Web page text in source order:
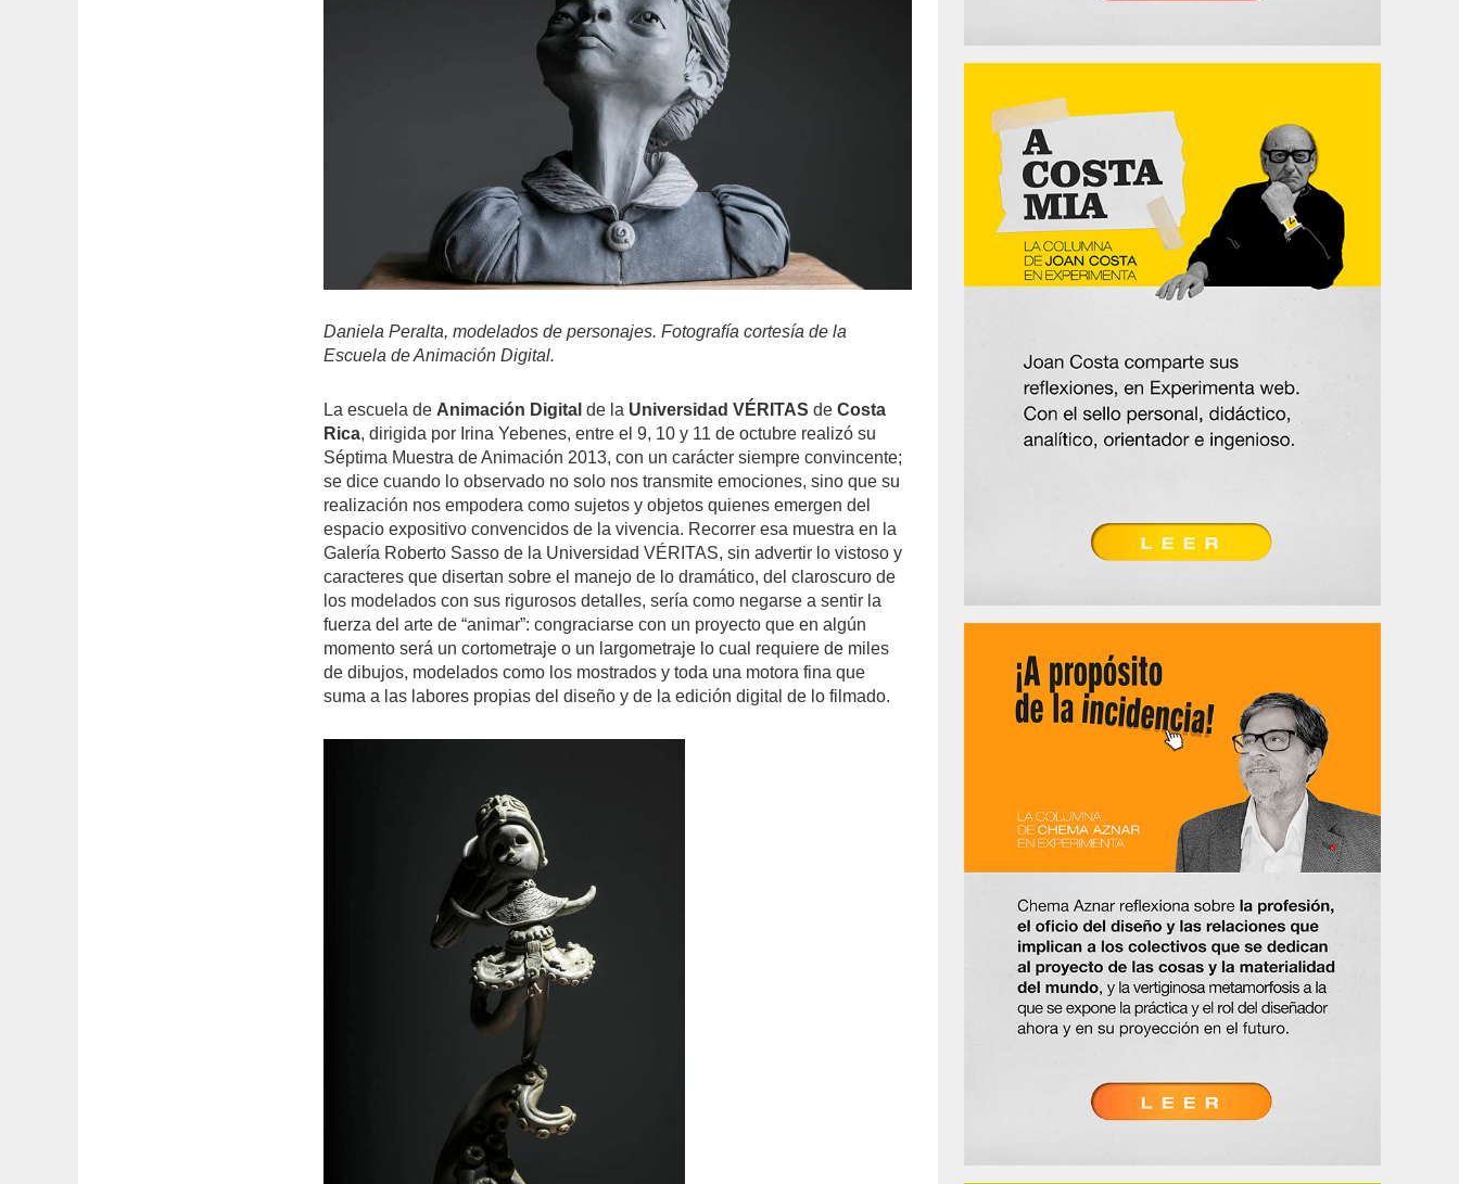
Daniela Peralta, modelados de personajes. Fotografía cortesía de la
Escuela de Animación Digital.
La escuela de Animación Digital de la Universidad VÉRITAS deCosta
Rica, dirigida por Irina Yebenes, entre el 9, 10 y 11 de octubre realizó su
Séptima Muestra de Animación 2013, con un carácter siempre convincente;
se dice cuando lo observado no solo nos transmite emociones, sino que su
realización nos empodera como sujetos y objetos quienes emergen del
espacio expositivo convencidos de la vivencia. Recorrer esa muestra en la
Galería Roberto Sasso de la Universidad VÉRITAS, sin advertir lo vistoso y
caracteres que disertan sobre el manejo de lo dramático, del claroscuro de
los modelados con sus rigurosos detalles, sería como negarse a sentir la
fuerza del arte de “animar”: congraciarse con un proyecto que en algún
momento será un cortometraje o un largometraje lo cual requiere de miles
de dibujos, modelados como los mostrados y toda una motora fina que
suma a las labores propias del diseño y de la edición digital de lo filmado.